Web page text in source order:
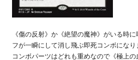
《傷の反射》か《絶望の魔神》がいる時
フが一瞬にして消し飛ぶ即死コンボになり
コンボパーツはどれも重めなので《極上